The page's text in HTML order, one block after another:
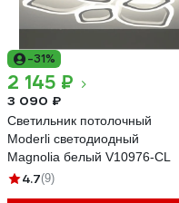
-31%
2 145 ₽
3 090 ₽
Светильник потолочный
Moderli светодиодный
Magnolia белый V10976-CL
4.7(9)